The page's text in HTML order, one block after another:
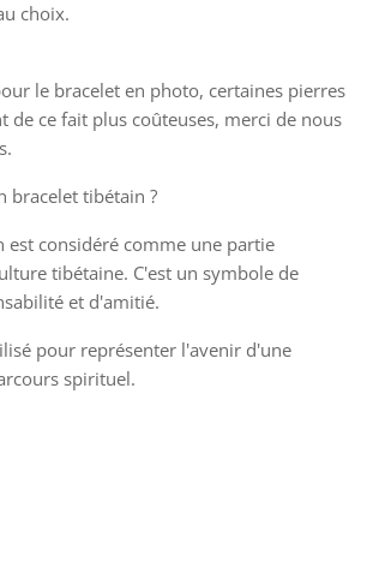
choix.
le bracelet en photo, certaines pierres
de ce fait plus coûteuses, merci de nous
bracelet tibétain ?
est considéré comme une partie
tibétaine. C'est un symbole de
et d'amitié.
pour représenter l'avenir d'une
spirituel.